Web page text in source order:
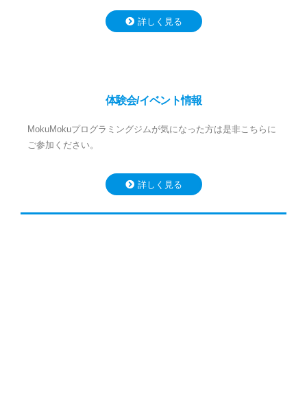
詳しく見る
体験会/イベント情報
MokuMokuプログラミングジムが気になった方は是非こちらに
ご参加ください。
詳しく見る